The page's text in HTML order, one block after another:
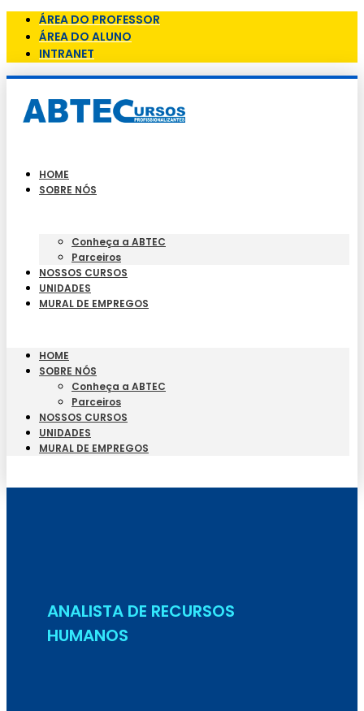
ÁREA DO PROFESSOR
ÁREA DO ALUNO
INTRANET
HOME
SOBRE NÓS
Conheça a ABTEC
Parceiros
NOSSOS CURSOS
UNIDADES
MURAL DE EMPREGOS
HOME
SOBRE NÓS
Conheça a ABTEC
Parceiros
NOSSOS CURSOS
UNIDADES
MURAL DE EMPREGOS
ANALISTA DE RECURSOS
HUMANOS